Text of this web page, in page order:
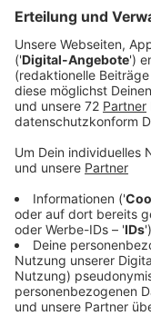
Startup aus
zu
für regionale
Anzeige
Das Münsteraner
Schweineställe in
- und bekommt
Deutschen
Osnabrück. Das
Landwirten helfen,
nutzen und sich
Standbein